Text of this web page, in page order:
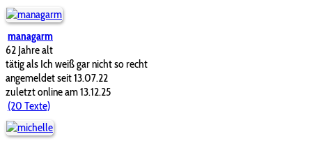
managarm
62 Jahre alt
tätig als Ich weiß gar nicht so recht
angemeldet seit 13.07.22
zuletzt online am 13.12.25
(20 Texte)